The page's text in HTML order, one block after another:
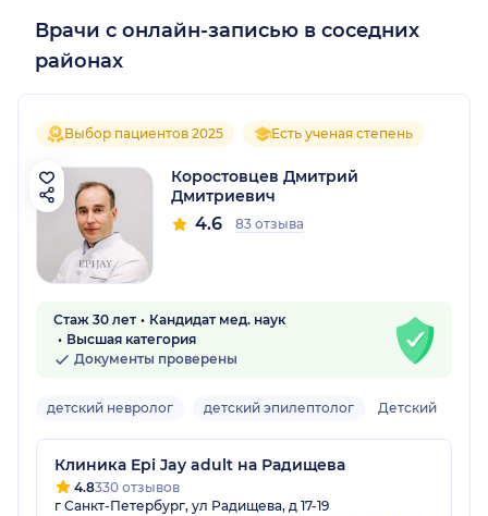
Врачи с онлайн-записью в соседних
районах
Выбор пациентов 2025 Есть ученая степень
Коростовцев Дмитрий
Дмитриевич
4.6 83 отзыва
Стаж 30 лет
Кандидат мед. наук
Высшая категория
Документы проверены
детский невролог детский эпилептолог Детский
Клиника Epi Jay adult на Радищева
4.8330 отзывов
г Санкт-Петербург, ул Радищева, д 17-19